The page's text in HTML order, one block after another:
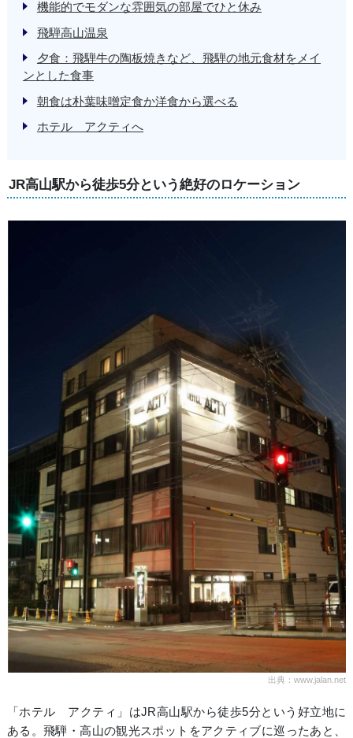
機能的でモダンな雰囲気の部屋でひと休み
飛騨高山温泉
夕食：飛騨牛の陶板焼きなど、飛騨の地元食材をメイ
ンとした食事
朝食は朴葉味噌定食か洋食から選べる
ホテル アクティへ
JR高山駅から徒歩5分という絶好のロケーション
出典：www.jalan.net
「ホテル アクティ」はJR高山駅から徒歩5分という好立地に
ある。飛騨・高山の観光スポットをアクティブに巡ったあと、